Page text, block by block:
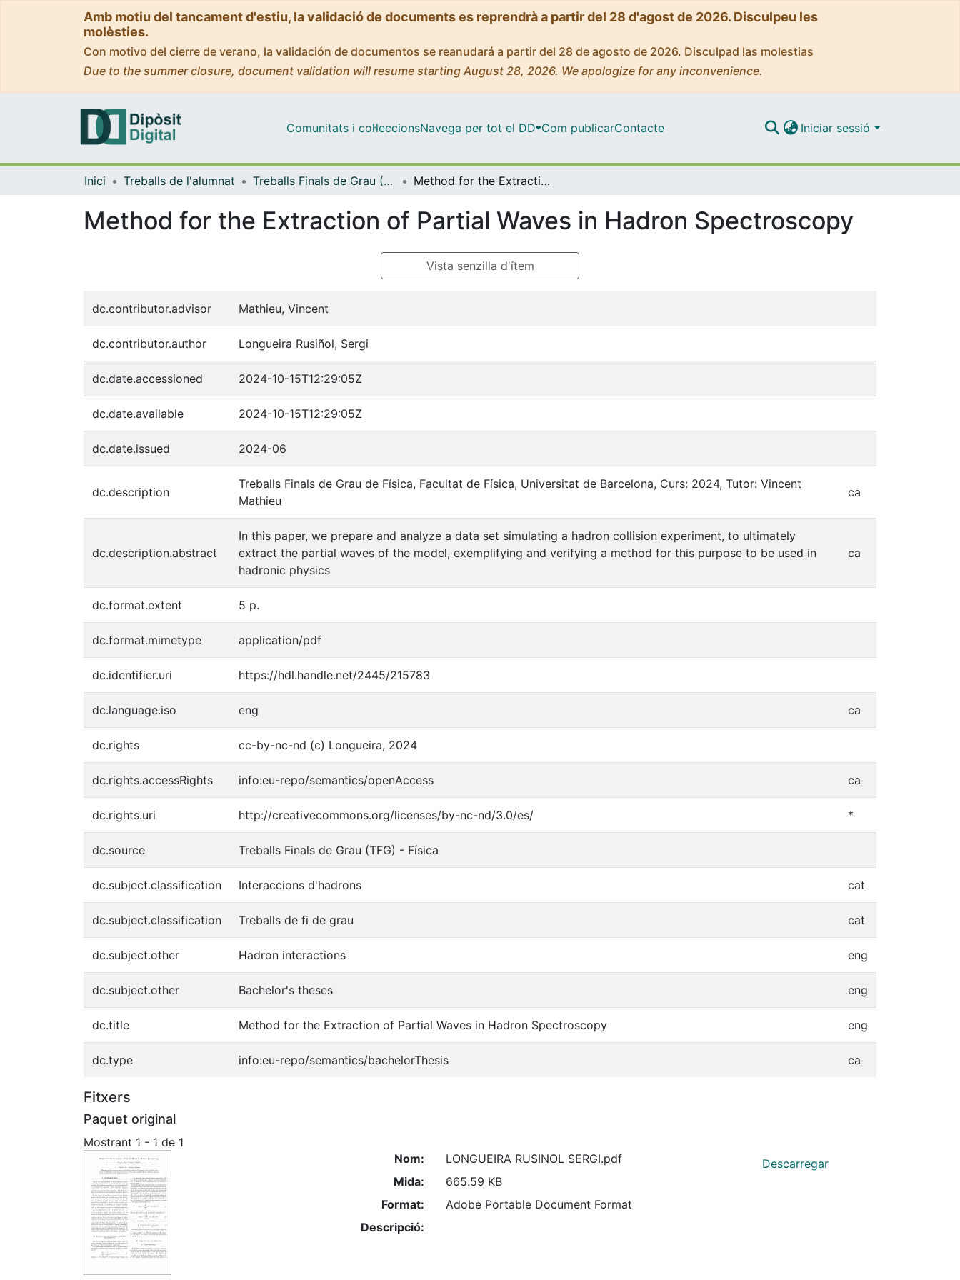
Amb motiu del tancament d'estiu, la validació de documents es reprendrà a partir del 28 d'agost de 2026. Disculpeu les
molèsties.
Con motivo del cierre de verano, la validación de documentos se reanudará a partir del 28 de agosto de 2026. Disculpad las molestias
Due to the summer closure, document validation will resume starting August 28, 2026. We apologize for any inconvenience.
Comunitats i col·leccionsNavega per tot el DD Com publicarContacte Iniciar sessió
Inici Treballs de l'alumnat Treballs Finals de Grau (TFG) - Física Method for the Extraction of Partial Waves in Hadron Spectroscopy
Method for the Extraction of Partial Waves in Hadron Spectroscopy
Vista senzilla d'ítem
dc.contributor.advisor Mathieu, Vincent
dc.contributor.author Longueira Rusiñol, Sergi
dc.date.accessioned 2024-10-15T12:29:05Z
dc.date.available 2024-10-15T12:29:05Z
dc.date.issued 2024-06
dc.description
Treballs Finals de Grau de Física, Facultat de Física, Universitat de Barcelona, Curs: 2024, Tutor: Vincent
Mathieu
ca
dc.description.abstract
In this paper, we prepare and analyze a data set simulating a hadron collision experiment, to ultimately
extract the partial waves of the model, exemplifying and verifying a method for this purpose to be used in
hadronic physics
ca
dc.format.extent 5 p.
dc.format.mimetype application/pdf
dc.identifier.uri https://hdl.handle.net/2445/215783
dc.language.iso eng ca
dc.rights cc-by-nc-nd (c) Longueira, 2024
dc.rights.accessRights info:eu-repo/semantics/openAccess ca
dc.rights.uri http://creativecommons.org/licenses/by-nc-nd/3.0/es/ *
dc.source Treballs Finals de Grau (TFG) - Física
dc.subject.classification Interaccions d'hadrons cat
dc.subject.classification Treballs de fi de grau cat
dc.subject.other Hadron interactions eng
dc.subject.other Bachelor's theses eng
dc.title Method for the Extraction of Partial Waves in Hadron Spectroscopy eng
dc.type info:eu-repo/semantics/bachelorThesis ca
Fitxers
Paquet original
Mostrant 1 - 1 de 1
Nom:
LONGUEIRA RUSINOL SERGI.pdf
Mida:
665.59 KB
Format:
Adobe Portable Document Format
Descripció:
Descarregar